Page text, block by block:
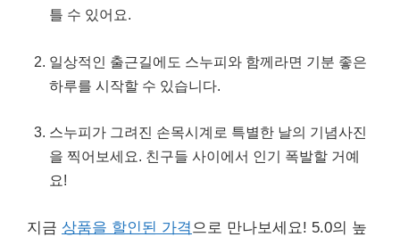
틀 수 있어요.
일상적인 출근길에도 스누피와 함께라면 기분 좋은
하루를 시작할 수 있습니다.
스누피가 그려진 손목시계로 특별한 날의 기념사진
을 찍어보세요. 친구들 사이에서 인기 폭발할 거예
요!
지금 상품을 할인된 가격 으로 만나보세요! 5.0의 높